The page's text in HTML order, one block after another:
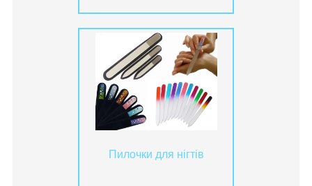
Пилочки для нігтів